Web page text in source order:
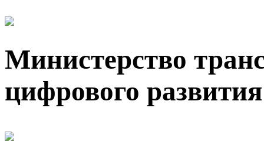
Министерство
цифрового